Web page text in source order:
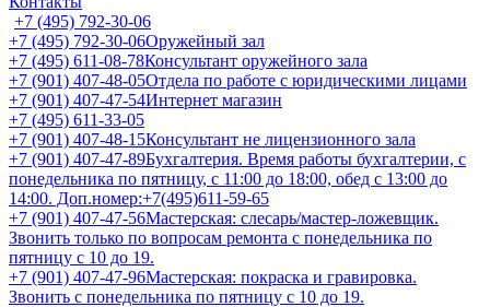
+7 (495) 792-30-06
+7 (495) 792-30-06Оружейный зал
+7 (495) 611-08-78Консультант оружейного зала
+7 (901) 407-48-05Отдела по работе с юридическими лицами
+7 (901) 407-47-54Интернет магазин
+7 (495) 611-33-05
+7 (901) 407-48-15Консультант не лицензионного зала
+7 (901) 407-47-89Бухгалтерия. Время работы бухгалтерии, с
понедельника по пятницу, с 11:00 до 18:00, обед с 13:00 до
14:00. Доп.номер:+7(495)611-59-65
+7 (901) 407-47-56Мастерская: слесарь/мастер-ложевщик.
Звонить только по вопросам ремонта с понедельника по
пятницу с 10 до 19.
+7 (901) 407-47-96Мастерская: покраска и гравировка.
Звонить с понедельника по пятницу с 10 до 19.